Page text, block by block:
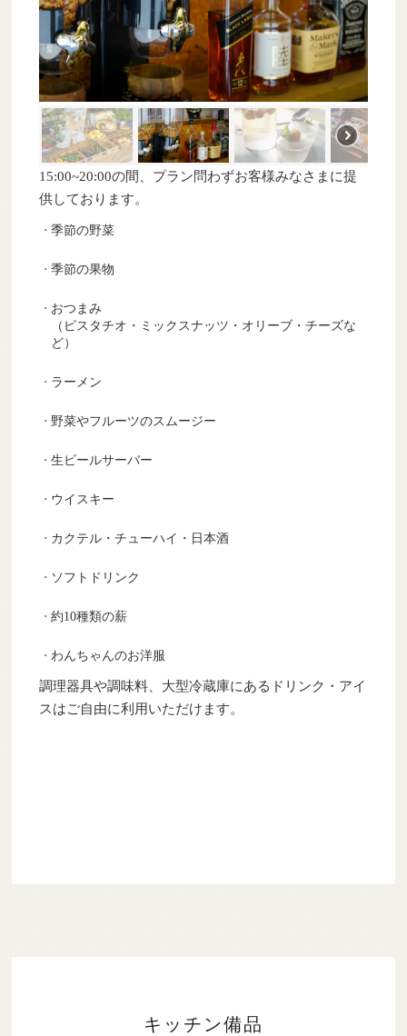
15:00~20:00の間、プラン問わずお客様みなさまに提
供しております。
季節の野菜
季節の果物
おつまみ
（ピスタチオ・ミックスナッツ・オリーブ・チーズな
ど）
ラーメン
野菜やフルーツのスムージー
生ビールサーバー
ウイスキー
カクテル・チューハイ・日本酒
ソフトドリンク
約10種類の薪
わんちゃんのお洋服
調理器具や調味料、大型冷蔵庫にあるドリンク・アイ
スはご自由に利用いただけます。
キッチン備品